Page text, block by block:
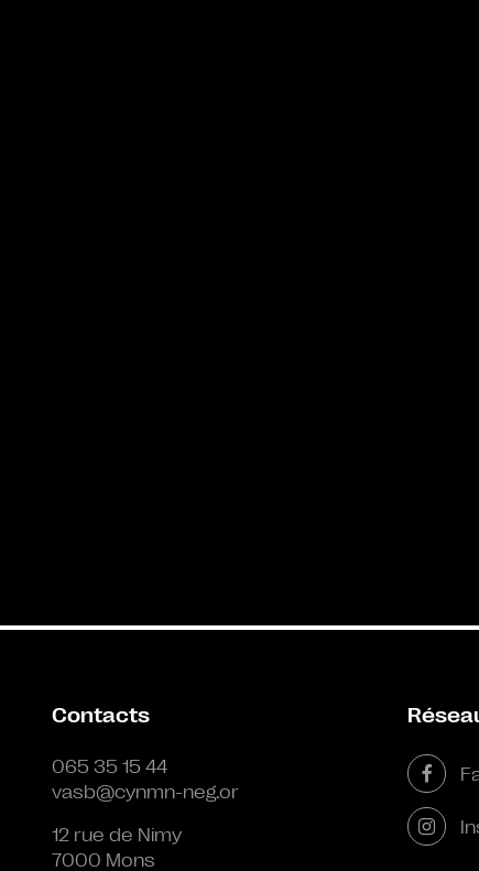
Contacts
065 35 15 44
vasb@cynmn-neg.or
12 rue de Nimy
7000 Mons